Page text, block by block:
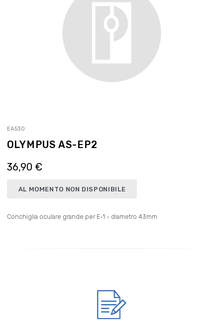
EA530
OLYMPUS AS-EP2
36,90 €
AL MOMENTO NON DISPONIBILE
Conchiglia oculare grande per E-1 - diametro 43mm